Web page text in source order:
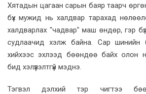
Хятадын цагаан сарын баяр таарч
бүх мужид нь халдвар тарахад
халдварлах "чадвар" маш өндөр, гэр бүл
судлаачид хэлж байна. Сар шинийн
хийхээс эхлээд бөөндөө байх олон
бид хэлүүлэлтгүй мэднэ.
Тэгвэл дэлхий тэр чигтээ